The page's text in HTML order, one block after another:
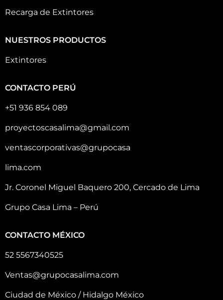
Recarga de Extintores
NUESTROS PRODUCTOS
Extintores
CONTACTO PERÚ
+51 936 854 089
proyectoscasalima@gmail.com
ventascorporativas@grupocasa
lima.com
Jr. Coronel Miguel Baquero 200, Cercado de Lima
Grupo Casa Lima – Perú
CONTACTO MÉXICO
52 5567340525
Ventas@grupocasalima.com
Ciudad de México / Hidalgo México